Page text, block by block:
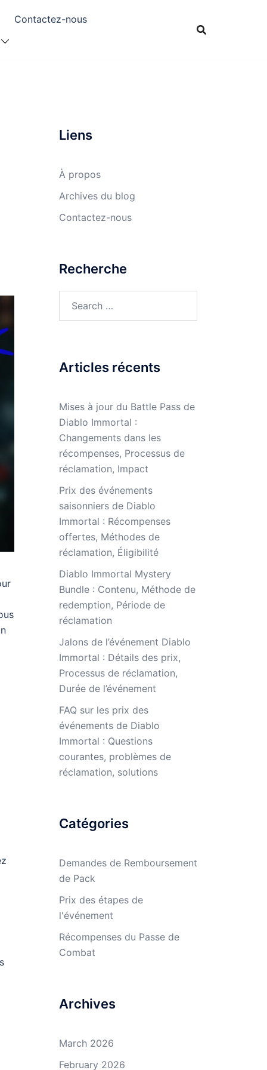
Contactez-nous
Liens
À propos
Archives du blog
Contactez-nous
Recherche
Articles récents
Mises à jour du Battle Pass de
Diablo Immortal :
Changements dans les
récompenses, Processus de
réclamation, Impact
Prix des événements
saisonniers de Diablo
Immortal : Récompenses
offertes, Méthodes de
réclamation, Éligibilité
Diablo Immortal Mystery
Bundle : Contenu, Méthode de
redemption, Période de
réclamation
Jalons de l’événement Diablo
Immortal : Détails des prix,
Processus de réclamation,
Durée de l’événement
FAQ sur les prix des
événements de Diablo
Immortal : Questions
courantes, problèmes de
réclamation, solutions
Catégories
Demandes de Remboursement
de Pack
Prix des étapes de
l'événement
Récompenses du Passe de
Combat
Archives
March 2026
February 2026